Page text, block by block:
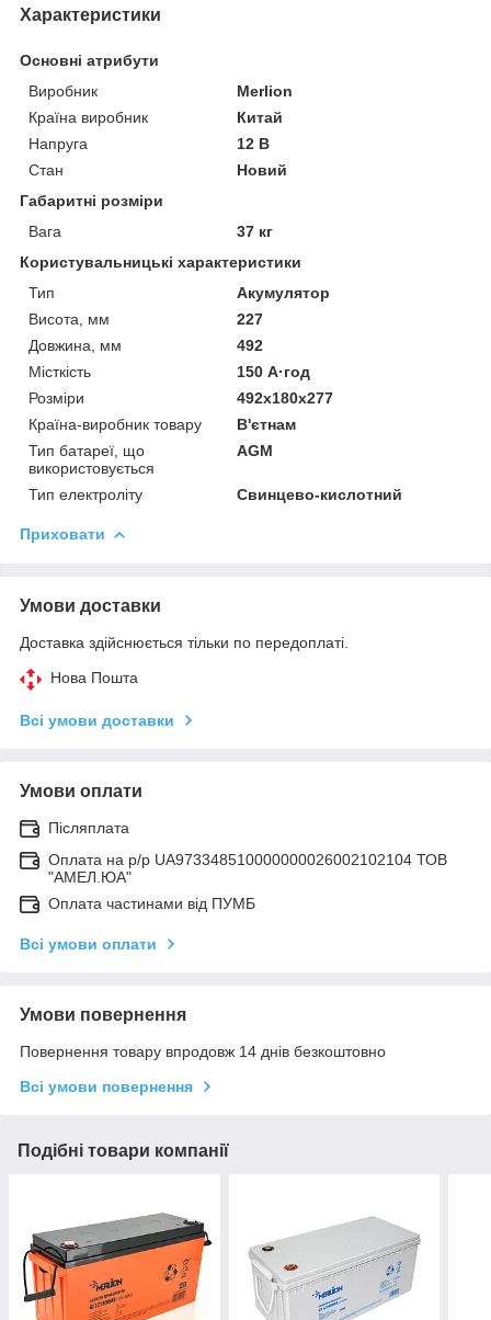
Характеристики
Основні атрибути
Виробник
Merlion
Країна виробник
Китай
Напруга
12 В
Стан
Новий
Габаритні розміри
Вага
37 кг
Користувальницькі характеристики
Тип
Акумулятор
Висота, мм
227
Довжина, мм
492
Місткість
150 А·год
Розміри
492х180х277
Країна-виробник товару
В'єтнам
Тип батареї, що
використовується
AGM
Тип електроліту Свинцево-кислотний
Приховати
Умови доставки
Доставка здійснюється тільки по передоплаті.
Нова Пошта
Всі умови доставки
Умови оплати
Післяплата
Оплата на р/р UA973348510000000026002102104 ТОВ
"АМЕЛ.ЮА"
Оплата частинами від ПУМБ
Всі умови оплати
Умови повернення
Повернення товару впродовж 14 днів безкоштовно
Всі умови повернення
Подібні товари компанії